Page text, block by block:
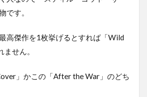
です。
高傑作を1枚挙げるとすれば「Wild
せん。
」かこの「After the War」のどち